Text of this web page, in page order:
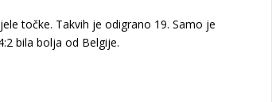
točke. Takvih je odigrano 19. Samo je
bila bolja od Belgije.